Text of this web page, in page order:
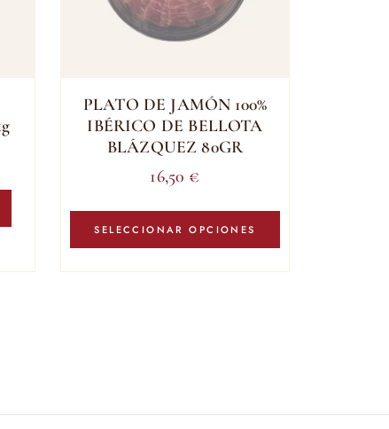
PLATO DE JAMÓN 100%
IBÉRICO DE BELLOTA
BLÁZQUEZ 80GR
16,50 €
SELECCIONAR OPCIONES
Este
tiene
múltiples